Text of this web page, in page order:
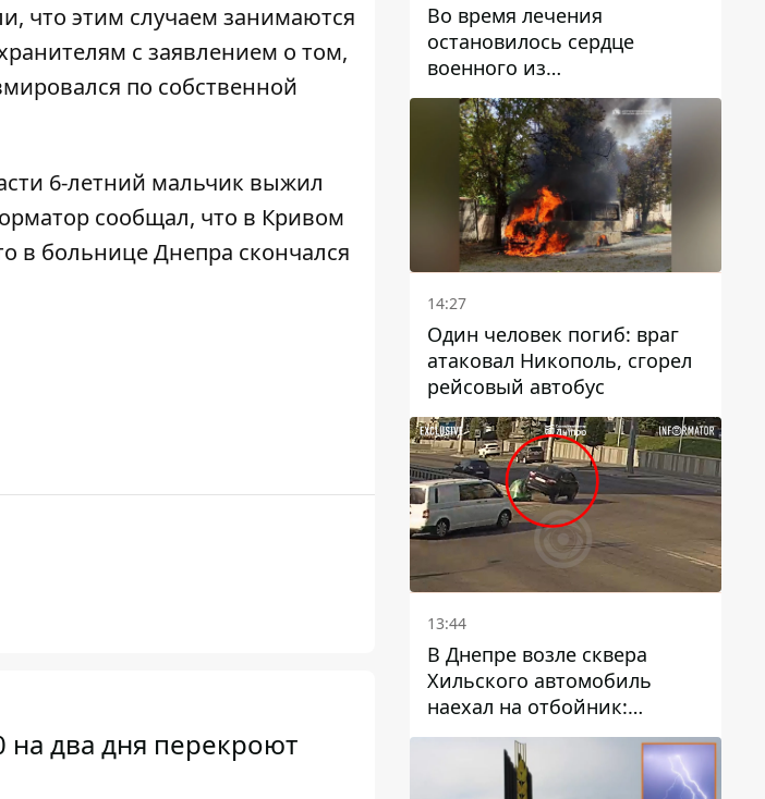
что этим случаем занимаются
с заявлением о том,
по собственной
6-летний мальчик выжил
сообщал, что в Кривом
в больнице Днепра скончался
на два дня перекроют
Во время лечения
остановилось сердце
военного из
Днепропетровской области
Ростислава Лупашко
14:27
Один человек погиб: враг
атаковал Никополь, сгорел
рейсовый автобус
13:44
В Днепре возле сквера
Хильского автомобиль
наехал на отбойник:
момент происшествия